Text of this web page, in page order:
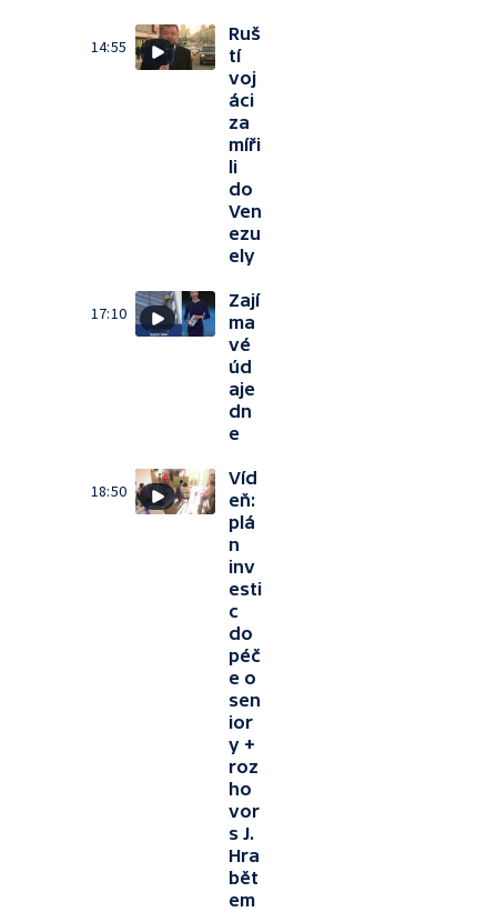
14:55
Ruš
tí
voj
áci
za
míři
li
do
Ven
ezu
ely
17:10
Zají
ma
vé
úd
aje
dn
e
18:50
Víd
eň:
plá
n
inv
esti
c
do
péč
e o
sen
ior
y +
roz
ho
vor
s J.
Hra
bět
em